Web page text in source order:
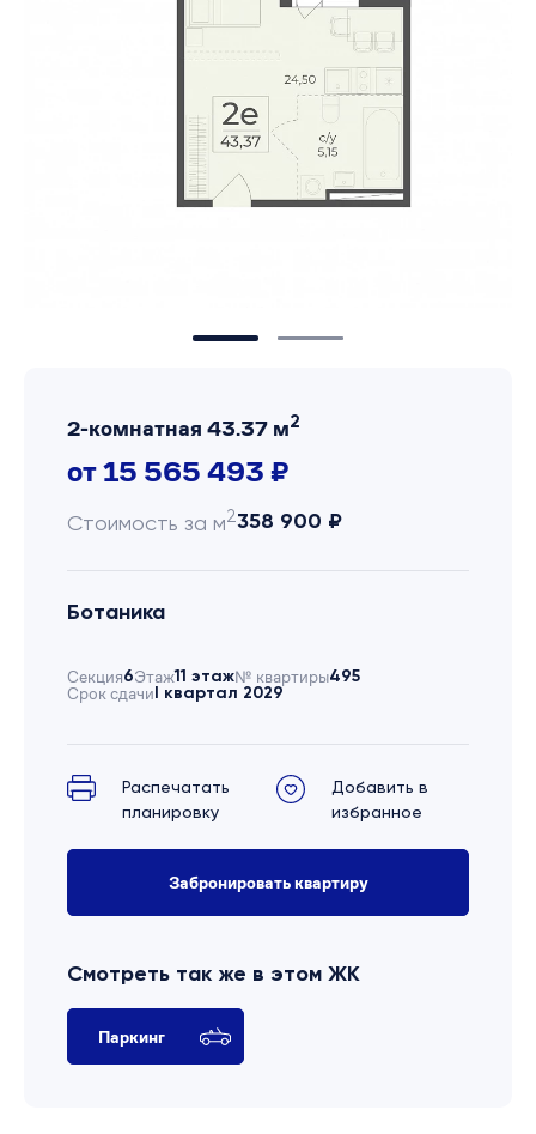
2-комнатная 43.37 м2
от 15 565 493 ₽
Стоимость за м2358 900 ₽
Ботаника
Секция6Этаж11 этаж№ квартиры495
Срок сдачиI квартал 2029
Распечатать
планировку
Добавить в
избранное
Забронировать квартиру
Смотреть так же в этом ЖК
Паркинг